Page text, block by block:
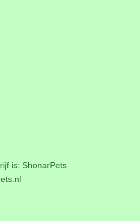
is: ShonarPets